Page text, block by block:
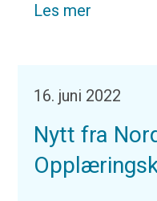
Les mer
16. juni 2022
Nytt fra